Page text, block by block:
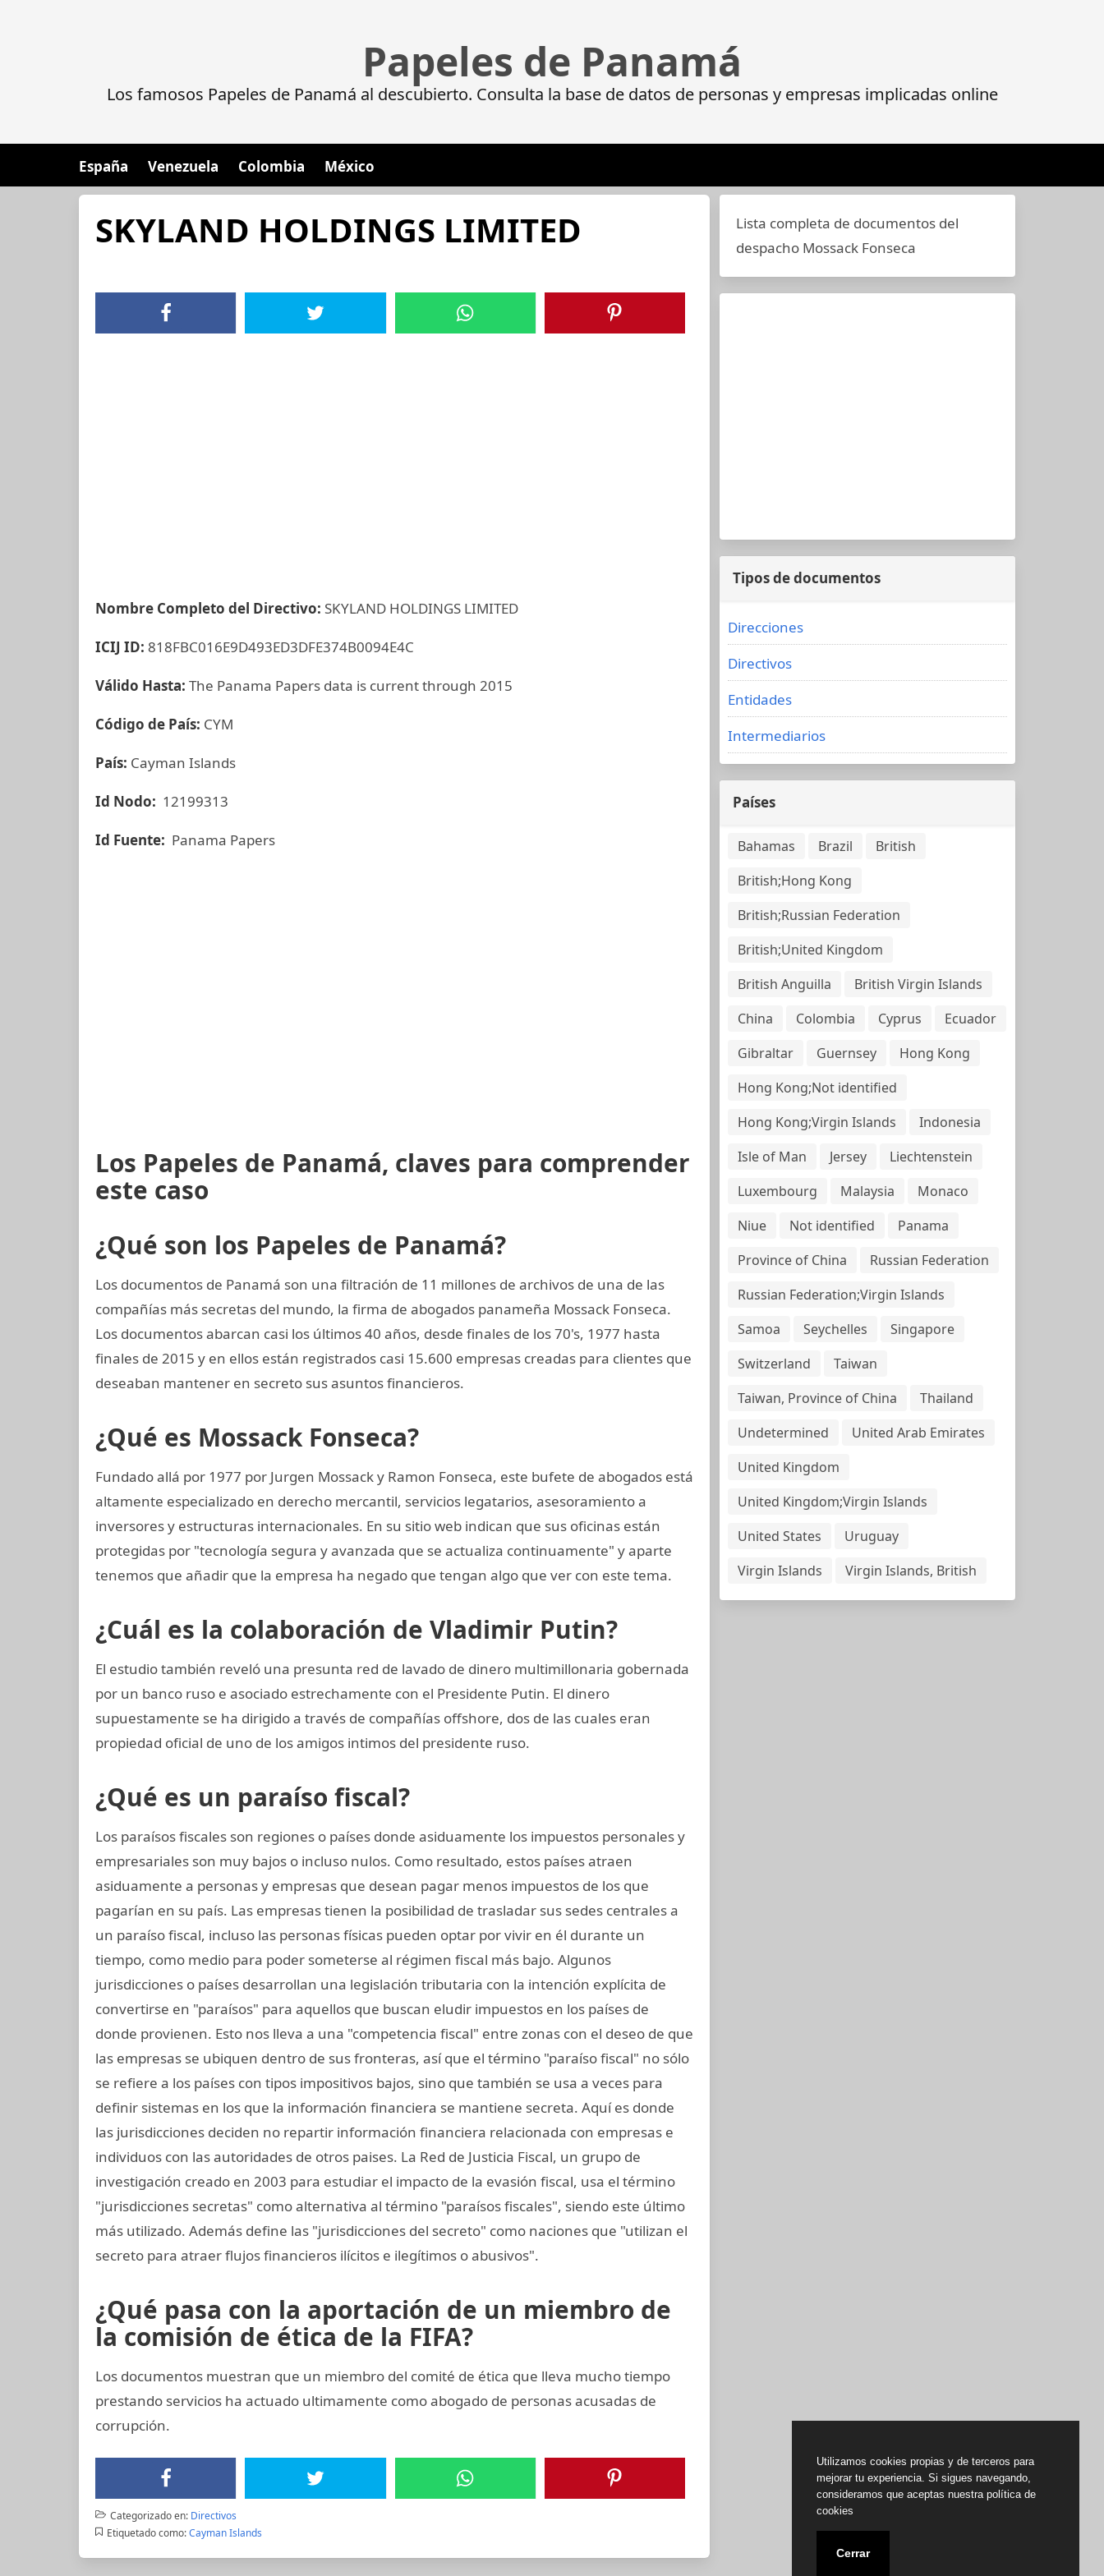
Papeles de Panamá
Los famosos Papeles de Panamá al descubierto. Consulta la base de datos de personas y empresas implicadas online
España Venezuela Colombia México
SKYLAND HOLDINGS LIMITED
Nombre Completo del Directivo: SKYLAND HOLDINGS LIMITED
ICIJ ID: 818FBC016E9D493ED3DFE374B0094E4C
Válido Hasta: The Panama Papers data is current through 2015
Código de País: CYM
País: Cayman Islands
Id Nodo: 12199313
Id Fuente: Panama Papers
Los Papeles de Panamá, claves para comprender
este caso
¿Qué son los Papeles de Panamá?
Los documentos de Panamá son una filtración de 11 millones de archivos de una de las
compañías más secretas del mundo, la firma de abogados panameña Mossack Fonseca.
Los documentos abarcan casi los últimos 40 años, desde finales de los 70's, 1977 hasta
finales de 2015 y en ellos están registrados casi 15.600 empresas creadas para clientes que
deseaban mantener en secreto sus asuntos financieros.
¿Qué es Mossack Fonseca?
Fundado allá por 1977 por Jurgen Mossack y Ramon Fonseca, este bufete de abogados está
altamente especializado en derecho mercantil, servicios legatarios, asesoramiento a
inversores y estructuras internacionales. En su sitio web indican que sus oficinas están
protegidas por "tecnología segura y avanzada que se actualiza continuamente" y aparte
tenemos que añadir que la empresa ha negado que tengan algo que ver con este tema.
¿Cuál es la colaboración de Vladimir Putin?
El estudio también reveló una presunta red de lavado de dinero multimillonaria gobernada
por un banco ruso e asociado estrechamente con el Presidente Putin. El dinero
supuestamente se ha dirigido a través de compañías offshore, dos de las cuales eran
propiedad oficial de uno de los amigos intimos del presidente ruso.
¿Qué es un paraíso fiscal?
Los paraísos fiscales son regiones o países donde asiduamente los impuestos personales y
empresariales son muy bajos o incluso nulos. Como resultado, estos países atraen
asiduamente a personas y empresas que desean pagar menos impuestos de los que
pagarían en su país. Las empresas tienen la posibilidad de trasladar sus sedes centrales a
un paraíso fiscal, incluso las personas físicas pueden optar por vivir en él durante un
tiempo, como medio para poder someterse al régimen fiscal más bajo. Algunos
jurisdicciones o países desarrollan una legislación tributaria con la intención explícita de
convertirse en "paraísos" para aquellos que buscan eludir impuestos en los países de
donde provienen. Esto nos lleva a una "competencia fiscal" entre zonas con el deseo de que
las empresas se ubiquen dentro de sus fronteras, así que el término "paraíso fiscal" no sólo
se refiere a los países con tipos impositivos bajos, sino que también se usa a veces para
definir sistemas en los que la información financiera se mantiene secreta. Aquí es donde
las jurisdicciones deciden no repartir información financiera relacionada con empresas e
individuos con las autoridades de otros paises. La Red de Justicia Fiscal, un grupo de
investigación creado en 2003 para estudiar el impacto de la evasión fiscal, usa el término
"jurisdicciones secretas" como alternativa al término "paraísos fiscales", siendo este último
más utilizado. Además define las "jurisdicciones del secreto" como naciones que "utilizan el
secreto para atraer flujos financieros ilícitos e ilegítimos o abusivos".
¿Qué pasa con la aportación de un miembro de
la comisión de ética de la FIFA?
Los documentos muestran que un miembro del comité de ética que lleva mucho tiempo
prestando servicios ha actuado ultimamente como abogado de personas acusadas de
corrupción.
Categorizado en: Directivos
Etiquetado como: Cayman Islands
Lista completa de documentos del
despacho Mossack Fonseca
Tipos de documentos
Direcciones
Directivos
Entidades
Intermediarios
Países
Bahamas Brazil
British
British;Hong Kong
British;Russian Federation
British;United Kingdom
British Anguilla
British Virgin Islands
China
Colombia Cyprus
Ecuador
Gibraltar
Guernsey
Hong Kong
Hong Kong;Not identified
Hong Kong;Virgin Islands
Indonesia
Isle of Man
Jersey
Liechtenstein
Luxembourg
Malaysia
Monaco
Niue
Not identified
Panama
Province of China
Russian Federation
Russian Federation;Virgin Islands
Samoa
Seychelles
Singapore
Switzerland
Taiwan
Taiwan, Province of China
Thailand
Undetermined
United Arab Emirates
United Kingdom
United Kingdom;Virgin Islands
United States
Uruguay
Virgin Islands
Virgin Islands, British
Utilizamos cookies propias y de terceros para
mejorar tu experiencia. Si sigues navegando,
consideramos que aceptas nuestra política de
cookies
Cerrar